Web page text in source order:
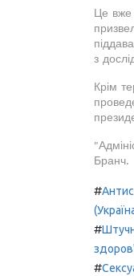
Це вже
з
Крім
Бранч.
#
#
#